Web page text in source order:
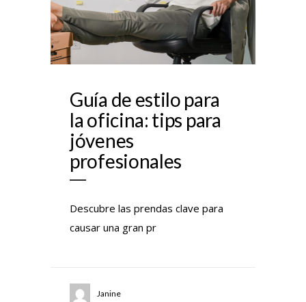
Guía de estilo para
la oficina: tips para
jóvenes
profesionales
Descubre las prendas clave para
causar una gran pr
Janine